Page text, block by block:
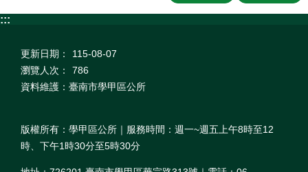
:::
更新日期：
115-08-07
瀏覽人次：
786
資料維護：臺南市學甲區公所
版權所有：學甲區公所｜服務時間：週一~週五上午8時至12
時、下午1時30分至5時30分